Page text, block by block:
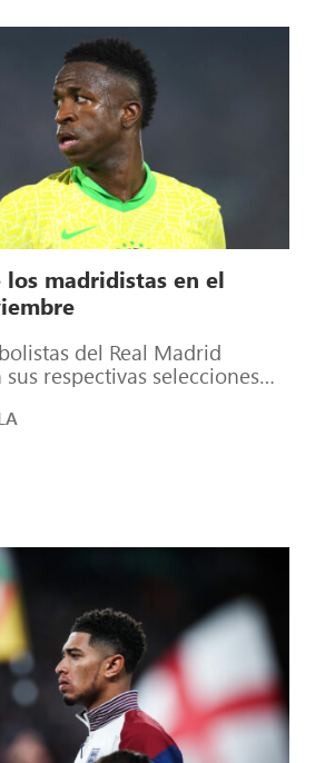
los madridistas en el
del Real Madrid
respectivas selecciones
la […]